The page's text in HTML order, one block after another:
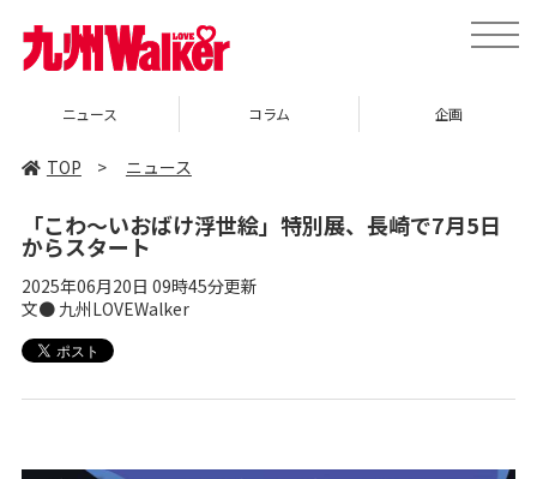
toggle
ニュース コラム 企画
TOP > ニュース
「こわ～いおばけ浮世絵」特別展、長崎で7月5日
からスタート
2025年06月20日 09時45分更新
文● 九州LOVEWalker